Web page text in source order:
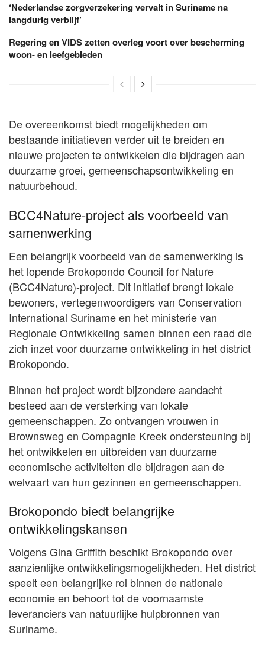
‘Nederlandse zorgverzekering vervalt in Suriname na
langdurig verblijf’
Regering en VIDS zetten overleg voort over bescherming
woon- en leefgebieden
De overeenkomst biedt mogelijkheden om
bestaande initiatieven verder uit te breiden en
nieuwe projecten te ontwikkelen die bijdragen aan
duurzame groei, gemeenschapsontwikkeling en
natuurbehoud.
BCC4Nature-project als voorbeeld van
samenwerking
Een belangrijk voorbeeld van de samenwerking is
het lopende Brokopondo Council for Nature
(BCC4Nature)-project. Dit initiatief brengt lokale
bewoners, vertegenwoordigers van Conservation
International Suriname en het ministerie van
Regionale Ontwikkeling samen binnen een raad die
zich inzet voor duurzame ontwikkeling in het district
Brokopondo.
Binnen het project wordt bijzondere aandacht
besteed aan de versterking van lokale
gemeenschappen. Zo ontvangen vrouwen in
Brownsweg en Compagnie Kreek ondersteuning bij
het ontwikkelen en uitbreiden van duurzame
economische activiteiten die bijdragen aan de
welvaart van hun gezinnen en gemeenschappen.
Brokopondo biedt belangrijke
ontwikkelingskansen
Volgens Gina Griffith beschikt Brokopondo over
aanzienlijke ontwikkelingsmogelijkheden. Het district
speelt een belangrijke rol binnen de nationale
economie en behoort tot de voornaamste
leveranciers van natuurlijke hulpbronnen van
Suriname.